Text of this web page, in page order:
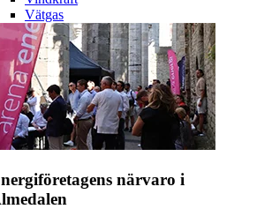
Vätgas
närvaro i